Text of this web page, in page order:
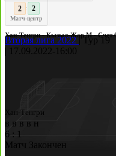
3
:
Матч-центр
Хан-Тенгри - Кызыл-Жар М - Счет
Вторая лига 2022 Тур 19
17.09.2022- 16:00
Хан-Тенгри
в в в в н
6 : 1
Матч Закончен